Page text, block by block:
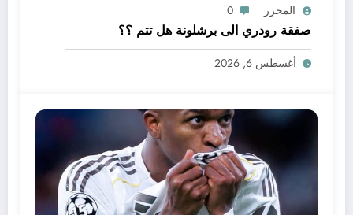
المحرر 0
صفقة رودري الى برشلونة هل تتم ؟؟
أغسطس 6, 2026